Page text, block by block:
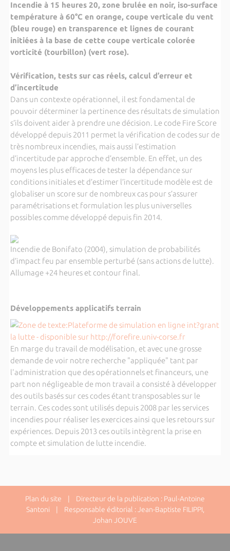
Incendie à 15 heures 20, zone brulée en noir, iso-surface
température à 60°C en orange, coupe verticale du vent
(bleu rouge) en transparence et lignes de courant
initiées à la base de cette coupe verticale colorée
vorticité (tourbillon) (vert rose).
Vérification, tests sur cas réels, calcul d’erreur et
d’incertitude
Dans un contexte opérationnel, il est fondamental de
pouvoir déterminer la pertinence des résultats de simulation
s’ils doivent aider à prendre une décision. Le code Fire Score
développé depuis 2011 permet la vérification de codes sur de
très nombreux incendies, mais aussi l’estimation
d’incertitude par approche d’ensemble. En effet, un des
moyens les plus efficaces de tester la dépendance sur
conditions initiales et d’estimer l’incertitude modèle est de
globaliser un score sur de nombreux cas pour s’assurer
paramétrisations et formulation les plus universelles
possibles comme développé depuis fin 2014.
Incendie de Bonifato (2004), simulation de probabilités
d’impact feu par ensemble perturbé (sans actions de lutte).
Allumage +24 heures et contour final .
Développements applicatifs terrain
En marge du travail de modélisation, et avec une grosse
demande de voir notre recherche "appliquée" tant par
l'administration que des opérationnels et financeurs, une
part non négligeable de mon travail a consisté à développer
des outils basés sur ces codes étant transposables sur le
terrain. Ces codes sont utilisés depuis 2008 par les services
incendies pour réaliser les exercices ainsi que les retours sur
expériences. Depuis 2013 ces outils intègrent la prise en
compte et simulation de lutte incendie.
Plan du site | Directeur de la publication : Paul-Antoine
Santoni | Responsable éditorial : Jean-Baptiste FILIPPI,
Johan JOUVE